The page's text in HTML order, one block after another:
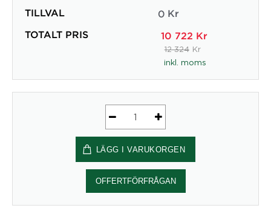
TILLVAL 0 Kr
TOTALT PRIS 10 722 Kr
12 324 Kr
inkl. moms
Herman
Miller
Sayl
Chair,
med
textil
LÄGG I VARUKORGEN
OFFERTFÖRFRÅGAN